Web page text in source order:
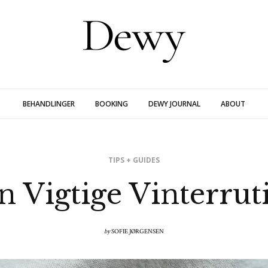
BEHANDLINGER BOOKING DEWY JOURNAL ABOUT
TIPS + GUIDES
Vigtige
bySOFIE JØRGENSEN